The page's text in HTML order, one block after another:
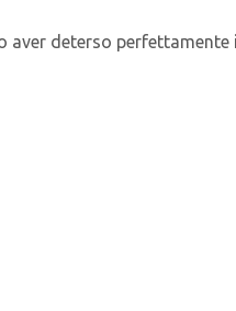
deterso perfettamente